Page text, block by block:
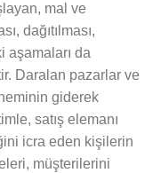
mal ve
dağıtılması,
aşamaları da
Daralan pazarlar ve
giderek
satış elemanı
icra eden kişilerin
müşterilerini